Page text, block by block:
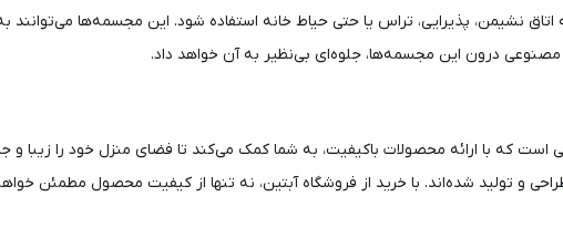
نشیمن، پذیرایی، تراس یا حتی حیاط خانه استفاده شود. این مجسمه‌ها می‌توانند
درون این مجسمه‌ها، جلوه‌ای بی‌نظیر به آن خواهد داد.
است که با ارائه محصولات باکیفیت، به شما کمک می‌کند تا فضای منزل خود را زیبا و
و تولید شده‌اند. با خرید از فروشگاه آبتین، نه تنها از کیفیت محصول مطمئن